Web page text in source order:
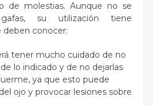
de molestias. Aunque no se
su utilización tiene
deben conocer:
tener mucho cuidado de no
lo indicado y de no dejarlas
ya que esto puede
ojo y provocar lesiones sobre